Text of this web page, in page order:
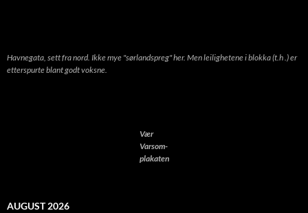
Havnegata, sett fra nord. Ikke mye "sørlandspreg" her. Men leilighetene i blokka (t.h .) er
etterspurte blant godt voksne.
Vær
Varsom-
plakaten
AUGUST 2026